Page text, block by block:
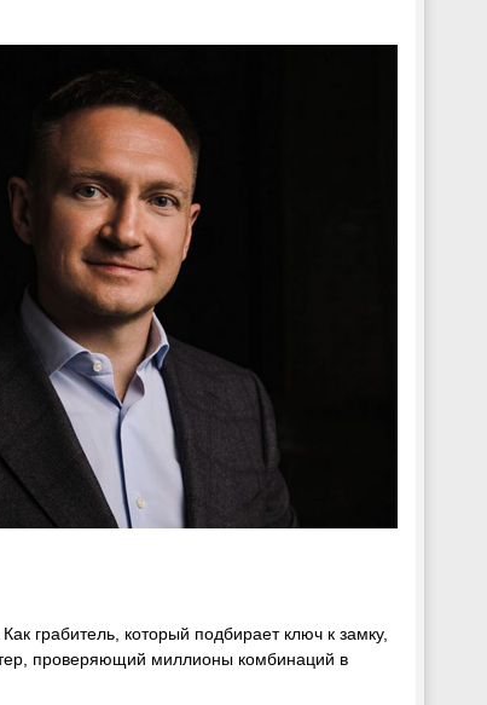
грабитель, который подбирает ключ к замку,
проверяющий миллионы комбинаций в